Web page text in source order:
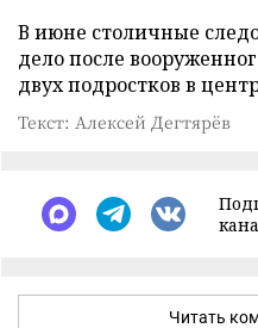
В июне столичные
дело после
двух подростков в
Текст: Алексей Дегтярёв
Читать